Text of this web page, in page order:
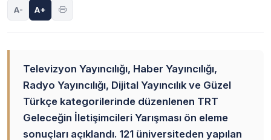
Akademik Takvim
A- A+
Televizyon Yayıncılığı, Haber Yayıncılığı,
Radyo Yayıncılığı, Dijital Yayıncılık ve Güzel
Türkçe kategorilerinde düzenlenen TRT
Geleceğin İletişimcileri Yarışması ön eleme
sonuçları açıklandı. 121 üniversiteden yapılan